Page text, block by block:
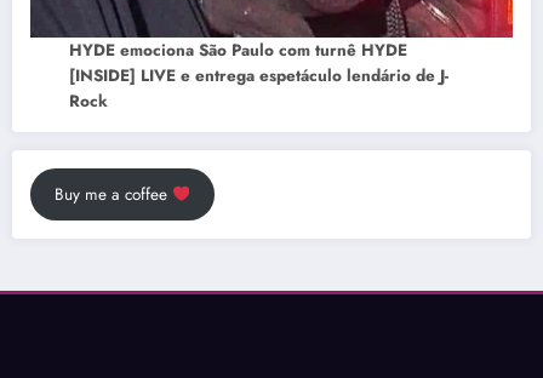
HYDE emociona São Paulo com turnê HYDE
[INSIDE] LIVE e entrega espetáculo lendário de J-
Rock
Buy me a coffee